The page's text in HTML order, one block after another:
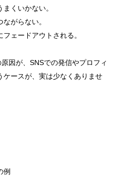
くいかない。
がらない。
ェードアウトされる。
因が、SNSでの発信やプロフィ
ケースが、実は少なくありませ
例